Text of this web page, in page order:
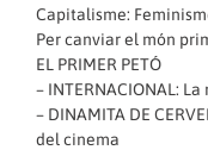
Capitalisme:
Per canviar el món
EL PRIMER PETÓ
– INTERNACIONAL:
– DINAMITA DE
del cinema